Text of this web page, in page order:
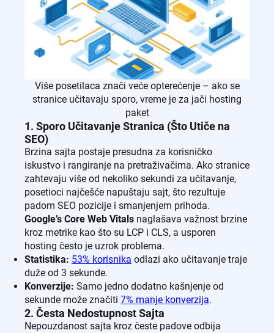
Više posetilaca znači veće opterećenje – ako se
stranice učitavaju sporo, vreme je za jači hosting
paket
1. Sporo Učitavanje Stranica (Što Utiče na
SEO)
Brzina sajta postaje presudna za korisničko
iskustvo i rangiranje na pretraživačima. Ako stranice
zahtevaju više od nekoliko sekundi za učitavanje,
posetioci najčešće napuštaju sajt, što rezultuje
padom SEO pozicije i smanjenjem prihoda.
Google’s Core Web Vitals naglašava važnost brzine
kroz metrike kao što su LCP i CLS, a usporen
hosting često je uzrok problema.
Statistika: 53% korisnika odlazi ako učitavanje traje
duže od 3 sekunde.
Konverzije: Samo jedno dodatno kašnjenje od
sekunde može značiti 7% manje konverzija.
2. Česta Nedostupnost Sajta
Nepouzdanost sajta kroz česte padove odbija